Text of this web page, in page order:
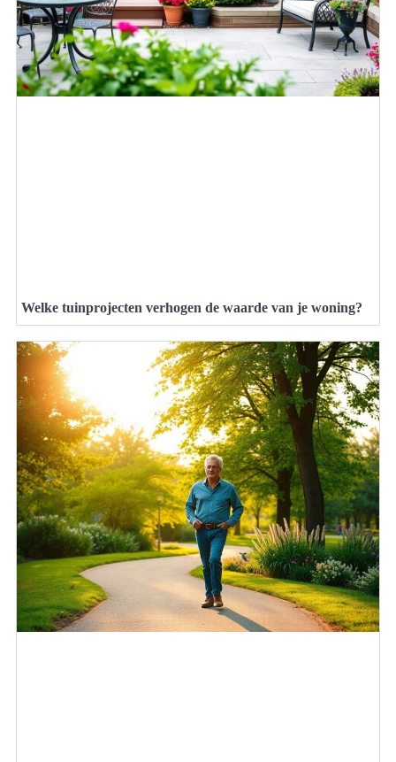
Welke tuinprojecten verhogen de waarde van je woning?